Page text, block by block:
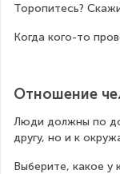
Торопитесь?
Когда кого-то
Отношение
Люди должны по
другу, но и к
Выберите, какое